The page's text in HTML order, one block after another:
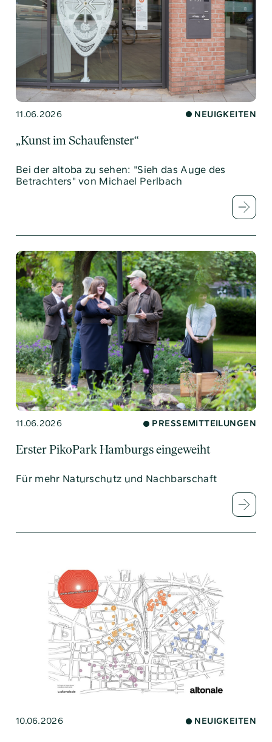
11.06.2026 NEUIGKEITEN
„Kunst im Schaufenster“
Bei der altoba zu sehen: "Sieh das Auge des
Betrachters" von Michael Perlbach
11.06.2026 PRESSEMITTEILUNGEN
Erster PikoPark Hamburgs eingeweiht
Für mehr Naturschutz und Nachbarschaft
10.06.2026 NEUIGKEITEN